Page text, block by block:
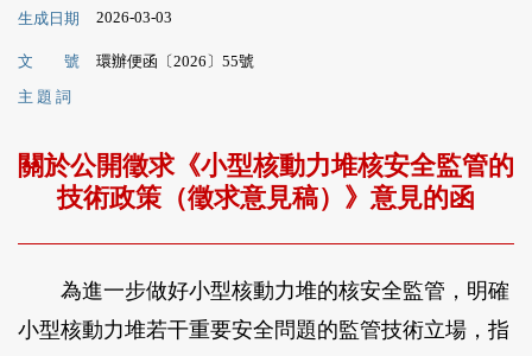
生成日期
2026-03-03
文 號
環辦便函〔2026〕55號
主 題 詞
關於公開徵求《小型核動力堆核安全監管的
技術政策（徵求意見稿）》意見的函
為進一步做好小型核動力堆的核安全監管，明確
小型核動力堆若干重要安全問題的監管技術立場，指